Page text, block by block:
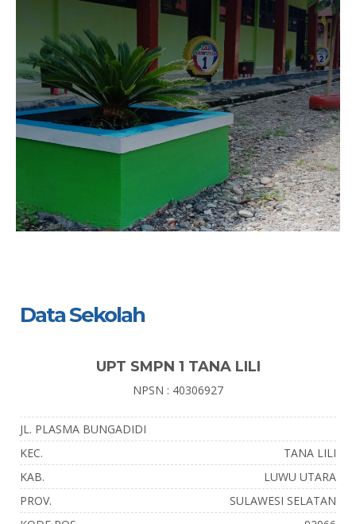
Data Sekolah
UPT SMPN 1 TANA LILI
NPSN : 40306927
JL. PLASMA BUNGADIDI
KEC.
TANA LILI
KAB.
LUWU UTARA
PROV.
SULAWESI SELATAN